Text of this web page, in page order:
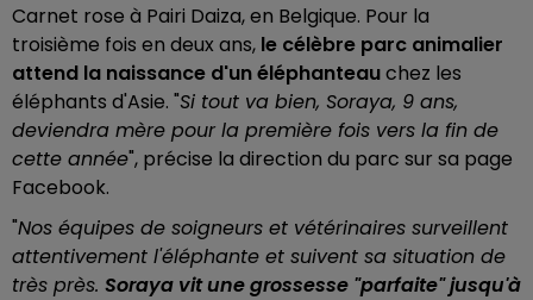
Carnet rose à Pairi Daiza, en Belgique. Pour la
troisième fois en deux ans, le célèbre parc animalier
attend la naissance d'un éléphanteauchez les
éléphants d'Asie. "Si tout va bien, Soraya, 9 ans,
deviendra mère pour la première fois vers la fin de
cette année", précise la direction du parc sur sa page
Facebook.
"Nos équipes de soigneurs et vétérinaires surveillent
attentivement l'éléphante et suivent sa situation de
très près. Soraya vit une grossesse "parfaite" jusqu'à